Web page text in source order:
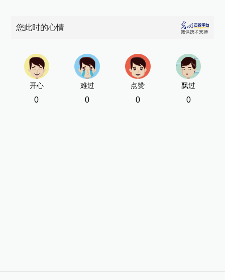
您此时的心情
开心
0
难过
0
点赞
0
飘过
0